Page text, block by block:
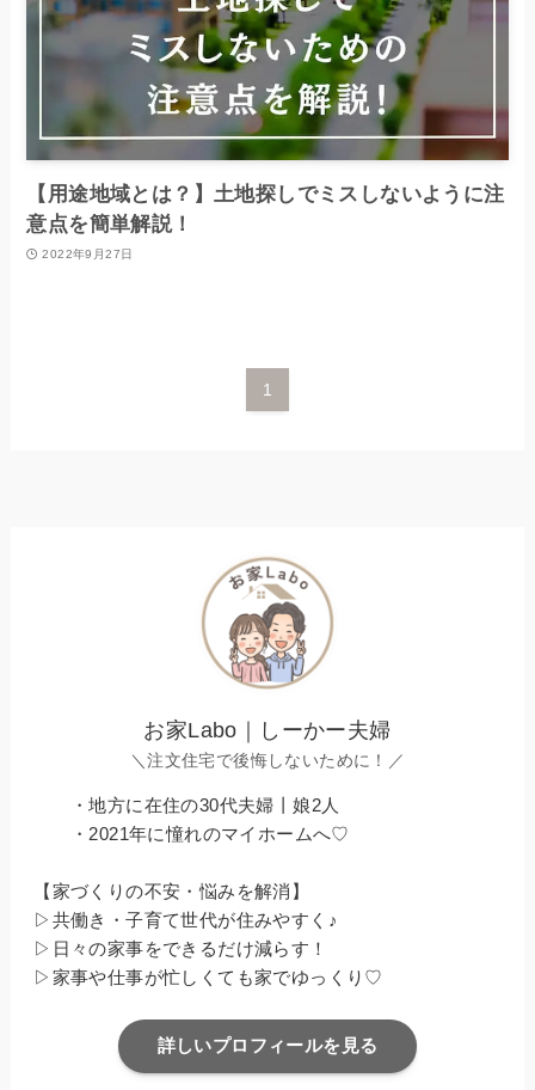
【用途地域とは？】土地探しでミスしないように注
意点を簡単解説！
2022年9月27日
1
お家Labo｜しーかー夫婦
＼注文住宅で後悔しないために！／
・地方に在住の30代夫婦丨娘2人
・2021年に憧れのマイホームへ♡
【家づくりの不安・悩みを解消】
▷共働き・子育て世代が住みやすく♪
▷日々の家事をできるだけ減らす！
▷家事や仕事が忙しくても家でゆっくり♡
詳しいプロフィールを見る